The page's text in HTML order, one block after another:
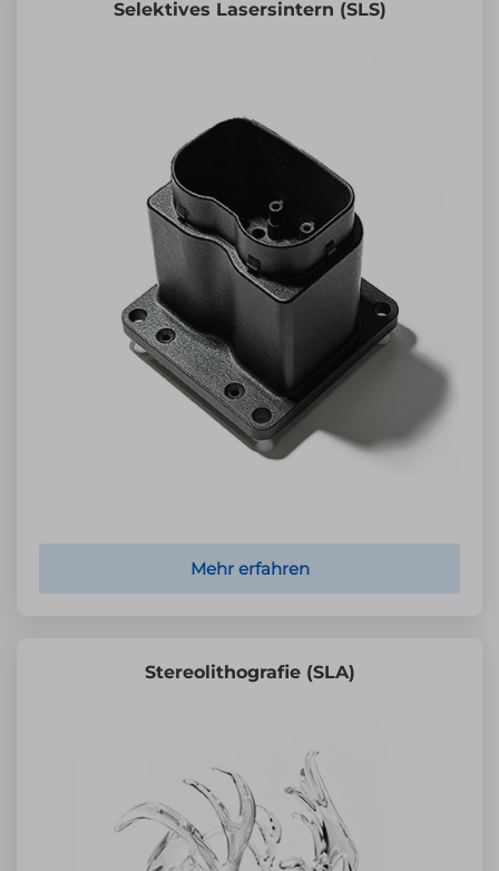
Selektives Lasersintern (SLS)
Mehr erfahren
Stereolithografie (SLA)